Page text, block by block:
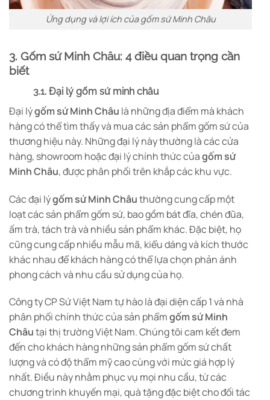
Ứng dụng và lợi ích của gốm sứ Minh Châu
3. Gốm sứ Minh Châu: 4 điều quan trọng cần
biết
3.1. Đại lý gốm sứ minh châu
Đại lýgốm sứ Minh Châu là những địa điểm mà khách
hàng có thể tìm thấy và mua các sản phẩm gốm sứ của
thương hiệu này. Những đại lý này thường là các cửa
hàng, showroom hoặc đại lý chính thức củagốm sứ
Minh Châu, được phân phối trên khắp các khu vực.
Các đại lýgốm sứ Minh Châuthường cung cấp một
loạt các sản phẩm gốm sứ, bao gồm bát đĩa, chén đũa,
ấm trà, tách trà và nhiều sản phẩm khác. Đặc biệt, họ
cũng cung cấp nhiều mẫu mã, kiểu dáng và kích thước
khác nhau để khách hàng có thể lựa chọn phản ánh
phong cách và nhu cầu sử dụng của họ.
Công ty CP Sứ Việt Nam tự hào là đại diện cấp 1 và nhà
phân phối chính thức của sản phẩmgốm sứ Minh
Châutại thị trường Việt Nam. Chúng tôi cam kết đem
đến cho khách hàng những sản phẩm gốm sứ chất
lượng và có độ thẩm mỹ cao cùng với mức giá hợp lý
nhất. Điều này nhằm phục vụ mọi nhu cầu, từ các
chương trình khuyến mại, quà tặng đặc biệt cho đối tác